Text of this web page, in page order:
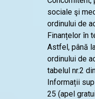
sociale şi
ordinului de
Finanțelor în
Astfel, până
ordinului de
tabelul nr.2
Informații
25 (apel